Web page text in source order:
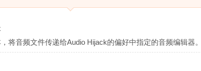
将音频文件传递给Audio Hijack的偏好中指定的音频编辑器。